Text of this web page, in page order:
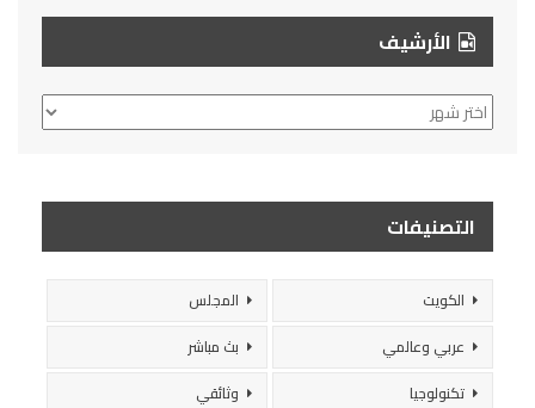
الأرشيف
الأرشيف
التصنيفات
الكويت
المجلس
عربي وعالمي
بث مباشر
تكنولوجيا
وثائقي